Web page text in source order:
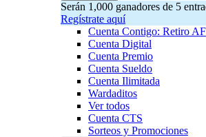
Serán 1,000 ganadores de 5
Regístrate aquí
Cuenta Contigo: Retiro
Cuenta Digital
Cuenta Premio
Cuenta Sueldo
Cuenta Ilimitada
Wardaditos
Ver todos
Cuenta CTS
Sorteos y Promociones